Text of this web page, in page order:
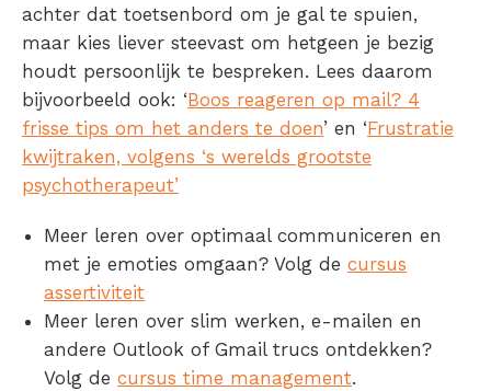
achter dat toetsenbord om je gal te spuien,
maar kies liever steevast om hetgeen je bezig
houdt persoonlijk te bespreken. Lees daarom
bijvoorbeeld ook: ‘Boos reageren op mail? 4
frisse tips om het anders te doen’ en ‘Frustratie
kwijtraken, volgens ‘s werelds grootste
psychotherapeut’
Meer leren over optimaal communiceren en
met je emoties omgaan? Volg de cursus
assertiviteit
Meer leren over slim werken, e-mailen en
andere Outlook of Gmail trucs ontdekken?
Volg de cursus time management.